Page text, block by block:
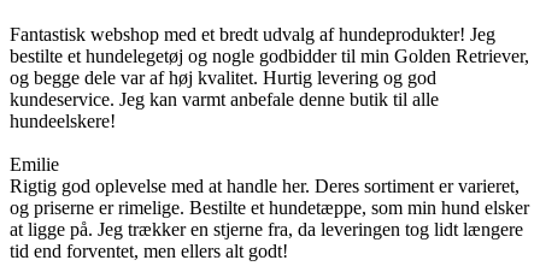
Fantastisk webshop med et bredt udvalg af hundeprodukter! Jeg
bestilte et hundelegetøj og nogle godbidder til min Golden Retriever,
og begge dele var af høj kvalitet. Hurtig levering og god
kundeservice. Jeg kan varmt anbefale denne butik til alle
hundeelskere!
Emilie
Rigtig god oplevelse med at handle her. Deres sortiment er varieret,
og priserne er rimelige. Bestilte et hundetæppe, som min hund elsker
at ligge på. Jeg trækker en stjerne fra, da leveringen tog lidt længere
tid end forventet, men ellers alt godt!